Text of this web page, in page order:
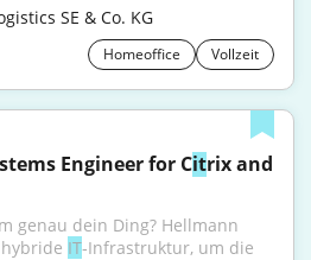
SE & Co. KG
Homeoffice Vollzeit
Engineer for Citrix and
genau dein Ding? Hellmann
IT‑Infrastruktur, um die